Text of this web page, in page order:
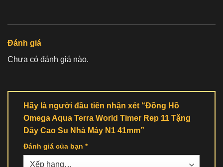
Đánh giá
Chưa có đánh giá nào.
Hãy là người đầu tiên nhận xét “Đồng Hồ
Omega Aqua Terra World Timer Rep 11 Tặng
Dây Cao Su Nhà Máy N1 41mm”
Đánh giá của bạn *